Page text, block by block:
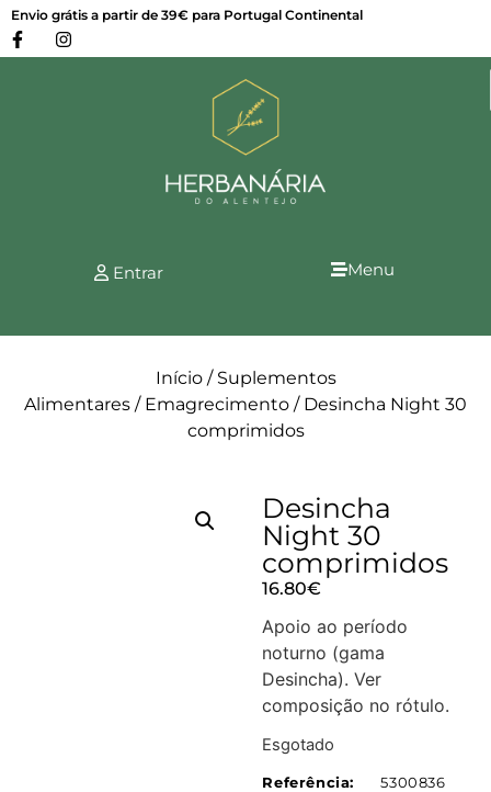
Envio grátis a partir de 39€ para Portugal Continental
Entrar Menu
Início/ Suplementos
Alimentares / Emagrecimento / Desincha Night 30
comprimidos
Desincha
Night 30
comprimidos
16.80€
Apoio ao período
noturno (gama
Desincha). Ver
composição no rótulo.
Esgotado
Referência:
5300836